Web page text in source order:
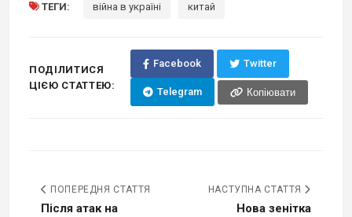
ТЕГИ: війна в україні китай
ПОДІЛИТИСЯ
ЦІЄЮ СТАТТЕЮ:
Facebook Twitter
Telegram Копіювати
ПОПЕРЕДНЯ СТАТТЯ
Після атак на
НАСТУПНА СТАТТЯ
Нова зенітка